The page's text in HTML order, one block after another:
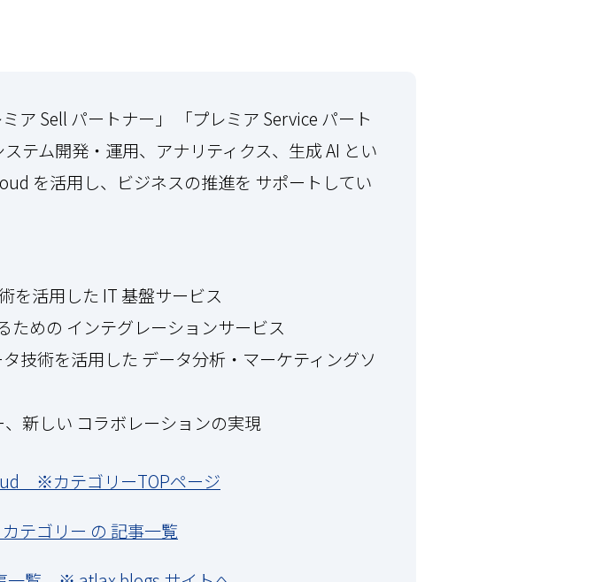
ア Sell パートナー」 「プレミア Service パート
テム開発・運用、アナリティクス、生成 AI とい
を活用し、ビジネスの推進を サポートしてい
活用した IT 基盤サービス
めの インテグレーションサービス
術を活用した データ分析・マーケティングソ
新しい コラボレーションの実現
※カテゴリーTOPページ
テゴリー の 記事一覧